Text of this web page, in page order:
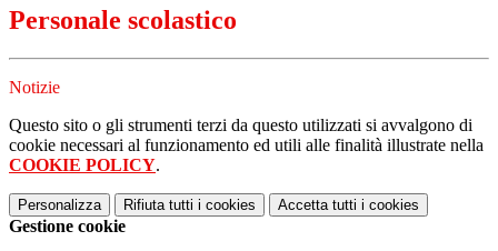
Personale scolastico
Notizie
Questo sito o gli strumenti terzi da questo utilizzati si avvalgono di
cookie necessari al funzionamento ed utili alle finalità illustrate nella
COOKIE POLICY.
Personalizza Rifiuta tutti i cookies Accetta tutti i cookies
Gestione cookie